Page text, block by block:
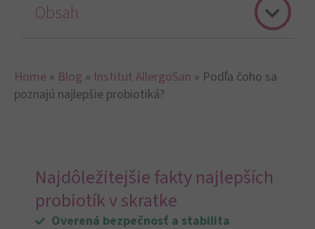
Home » Blog » Institut AllergoSan » Podľa čoho sa
poznajú najlepšie probiotiká?
Najdôležitejšie fakty najlepších
probiotík v skratke
Overená bezpečnosť a stabilita
Obsah